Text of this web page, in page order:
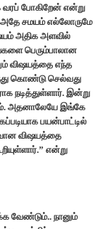
வரப் போகிறேன் என்று
அதே சமயம் எல்லோருமே
அதிக அளவில்
பெரும்பாலான
விஷயத்தை எந்த
கொண்டு செல்வது
நடித்துள்ளார். இன்று
அதனாலேயே இங்கே
பயன்பாட்டில்
விஷயத்தை
என்று
வேண்டும்.. நானும்